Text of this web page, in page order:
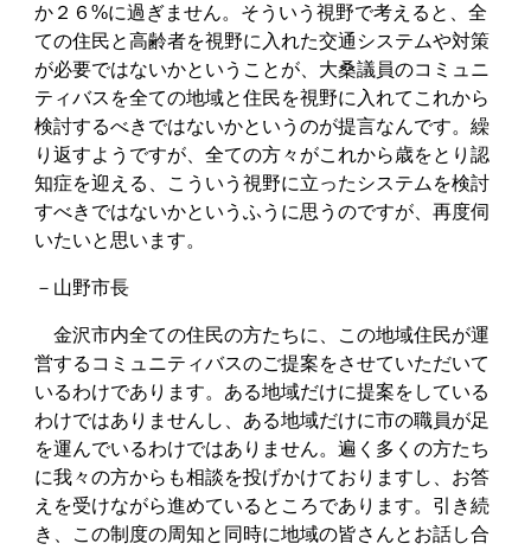
か２６%に過ぎません。そういう視野で考えると、全
ての住民と高齢者を視野に入れた交通システムや対策
が必要ではないかということが、大桑議員のコミュニ
ティバスを全ての地域と住民を視野に入れてこれから
検討するべきではないかというのが提言なんです。繰
り返すようですが、全ての方々がこれから歳をとり認
知症を迎える、こういう視野に立ったシステムを検討
すべきではないかというふうに思うのですが、再度伺
いたいと思います。
－山野市長
金沢市内全ての住民の方たちに、この地域住民が運
営するコミュニティバスのご提案をさせていただいて
いるわけであります。ある地域だけに提案をしている
わけではありませんし、ある地域だけに市の職員が足
を運んでいるわけではありません。遍く多くの方たち
に我々の方からも相談を投げかけておりますし、お答
えを受けながら進めているところであります。引き続
き、この制度の周知と同時に地域の皆さんとお話し合